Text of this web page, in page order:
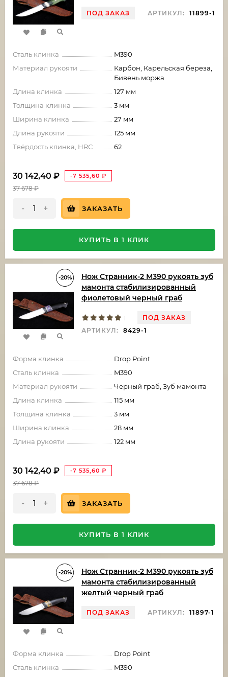
ПОД ЗАКАЗ АРТИКУЛ: 11899-1
Сталь клинка
M390
Материал рукояти
Карбон, Карельская береза,
Бивень моржа
Длина клинка
127 мм
Толщина клинка
3 мм
Ширина клинка
27 мм
Длина рукояти
125 мм
Твёрдость клинка, HRC
62
30 142,40 ₽ -7 535,60 ₽
37 678₽
- + ЗАКАЗАТЬ
КУПИТЬ В 1 КЛИК
-20%
Нож Странник-2 М390 рукоять зуб
мамонта стабилизированный
фиолетовый черный граб
1
ПОД ЗАКАЗ
АРТИКУЛ:
8429-1
Форма клинка
Drop Point
Сталь клинка
M390
Материал рукояти
Черный граб, Зуб мамонта
Длина клинка
115 мм
Толщина клинка
3 мм
Ширина клинка
28 мм
Длина рукояти
122 мм
30 142,40 ₽ -7 535,60 ₽
37 678₽
- + ЗАКАЗАТЬ
КУПИТЬ В 1 КЛИК
-20%
Нож Странник-2 М390 рукоять зуб
мамонта стабилизированный
желтый черный граб
ПОД ЗАКАЗ АРТИКУЛ: 11897-1
Форма клинка
Drop Point
Сталь клинка
M390